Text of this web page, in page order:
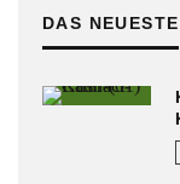
DAS NEUESTE